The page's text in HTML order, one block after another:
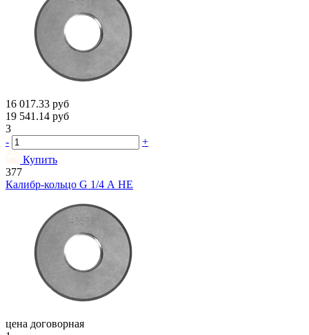
16 017.33 руб
19 541.14 руб
3
-
+
Купить
377
Калибр-кольцо G 1/4 А НЕ
цена договорная